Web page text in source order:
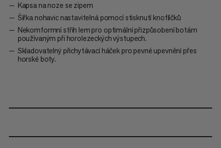
Kapsa na noze se zipem
Šířka nohavic nastavitelná pomocí stisknutí knoflíčků
Nekomformní střih lem pro optimální přizpůsobení botám
používaným při horolezeckých výstupech.
Skladovatelný přichytávací háček pro pevné upevnění přes
horské boty.